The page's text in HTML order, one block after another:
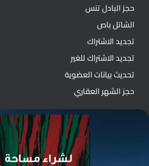
حجز البادل تنس
الشاتل باص
تجديد الاشتراك
تجديد الاشتراك للغير
تحديث بيانات العضوية
حجز الشهر العقاري